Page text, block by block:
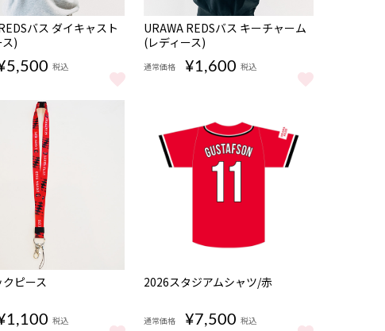
) をもっと見る
バス ダイキャスト
)
税込
REDSバス ダイキャスト(レディース) をもっと見る
URAWA REDSバス キーチャーム
(レディース)
通常価格 ¥1,600 税込
URAWA REDSバス キーチャーム(レディース)
ピース
税込
2026スタジアムシャツ/赤
通常価格 ¥7,500 税込